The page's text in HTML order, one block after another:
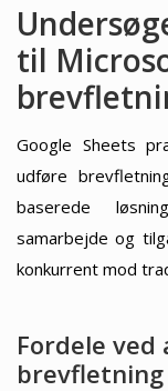
til
Google Sheets
udføre
baserede
samarbejde og
konkurrent mod
Fordele ved
brevfletning